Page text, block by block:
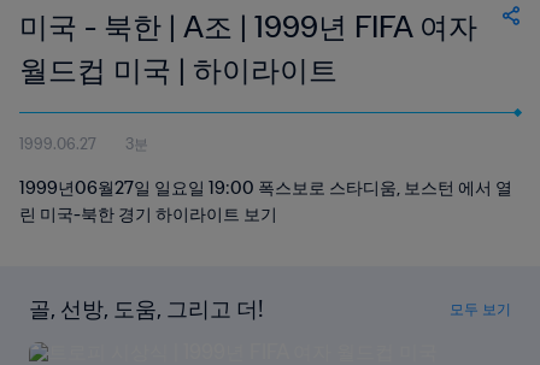
미국 - 북한 | A조 | 1999년 FIFA 여자
월드컵 미국 | 하이라이트
1999.06.27 3분
1999년06월27일 일요일 19:00 폭스보로 스타디움, 보스턴 에서 열
린 미국-북한 경기 하이라이트 보기
골, 선방, 도움, 그리고 더! 모두 보기